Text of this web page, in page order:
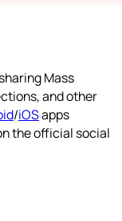
Mass
and other
/iOSapps
the official social